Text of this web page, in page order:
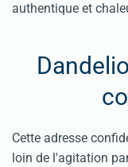
authentique et
Cette adresse
loin de l'agitation